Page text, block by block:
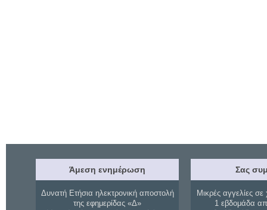
Άμεση ενημέρωση
Δυνατή Ετήσια ηλεκτρονική αποστολή
της εφημερίδας «Δ»
Σας
Μικρές αγγελίες σε
1 εβδομάδα